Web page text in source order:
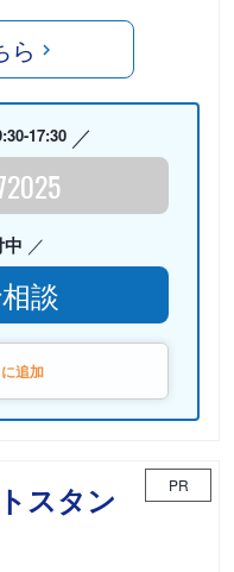
ら
17:30
談
追加
スタン
PR